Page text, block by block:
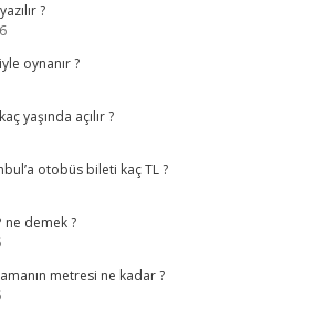
?
oynanır ?
yaşında açılır ?
otobüs bileti kaç TL ?
demek ?
metresi ne kadar ?